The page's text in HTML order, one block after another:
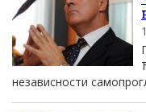
независности